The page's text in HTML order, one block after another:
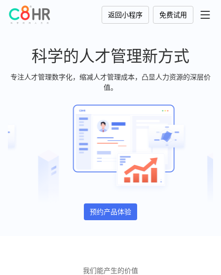
返回小程序 免费试用
科学的人才管理新方式
专注人才管理数字化，缩减人才管理成本，凸显人力资源的深层价
值。
预约产品体验
我们能产生的价值